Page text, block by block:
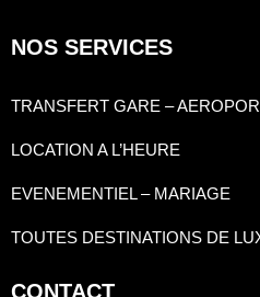
NOS SERVICES
TRANSFERT GARE –
LOCATION A L’HEURE
EVENEMENTIEL – MARIAGE
TOUTES DESTINATIONS DE
CONTACT